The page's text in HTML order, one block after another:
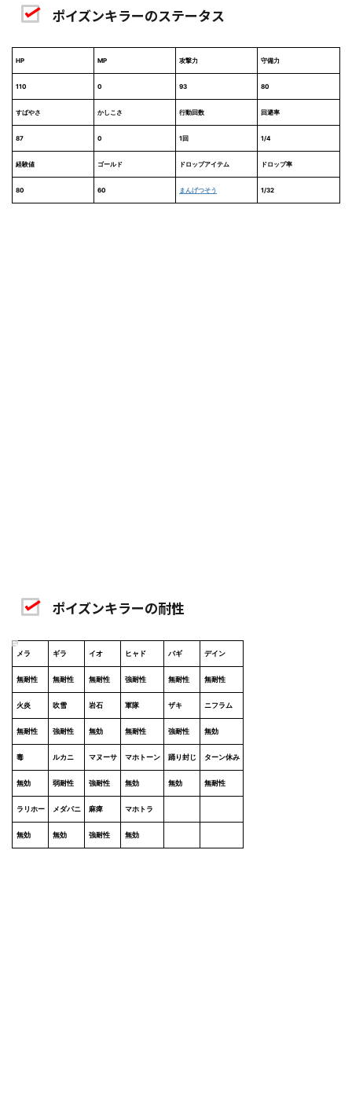
ポイズンキラーのステータス
HP MP 攻撃力 守備力
110 0 93 80
すばやさ かしこさ 行動回数 回避率
87 0 1回 1/4
経験値 ゴールド ドロップアイテム ドロップ率
80 60 まんげつそう 1/32
ポイズンキラーの耐性
メラ ギラ イオ ヒャド バギ デイン
無耐性 無耐性 無耐性 強耐性 無耐性 無耐性
火炎 吹雪 岩石 軍隊 ザキ ニフラム
無耐性 強耐性 無効 無耐性 強耐性 無効
毒 ルカニ マヌーサ マホトーン 踊り封じ ターン休み
無効 弱耐性 強耐性 無効 無効 無耐性
ラリホー メダパニ 麻痺 マホトラ
無効 無効 強耐性 無効